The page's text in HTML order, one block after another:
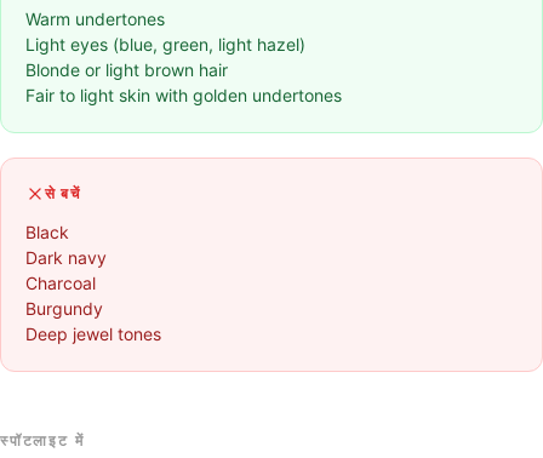
Warm undertones
Light eyes (blue, green, light hazel)
Blonde or light brown hair
Fair to light skin with golden undertones
से बचें
Black
Dark navy
Charcoal
Burgundy
Deep jewel tones
स्पॉटलाइट में